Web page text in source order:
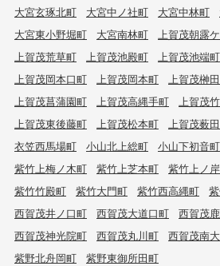
大宮玄琢北町
大宮中ノ社町 大宮中林町
大宮東小野堀町
大宮南林町 上賀茂朝露
上賀茂荒草町
上賀茂池殿町 上賀茂池端町
上賀茂岡本口町
上賀茂岡本町 上賀茂榊
上賀茂菖蒲園町
上賀茂高縄手町 上賀茂
上賀茂東後藤町
上賀茂松本町 上賀茂薮
衣笠西馬場町
小山北上総町 小山下初音町
紫竹上梅ノ木町
紫竹上芝本町 紫竹上ノ
紫竹竹殿町
紫竹大門町 紫竹西高縄町
西賀茂井ノ口町
西賀茂大道口町 西賀茂
西賀茂神光院町
西賀茂丸川町 西賀茂南
紫野北舟岡町
紫野東御所田町